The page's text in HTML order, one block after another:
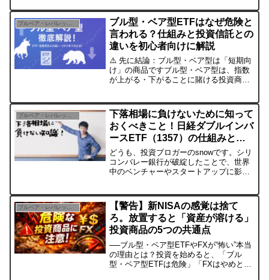
ッジ商品は、同じ投資でも仕組みとリス
クがまったく違うか...
ブル型・ベア型ETFはなぜ危険と
言われる？仕組みと投資信託との
違いを初心者向けに解説
⚠️ 先に結論：ブル型・ベア型は「短期向
け」の商品ですブル型・ベア型は、指数
が上がる・下がることに賭ける投資商品
「なんとなく」で買うのは危険ただし、
仕組みを理解して使え...
ブルベア・レバレッジ投資
下落相場に負けないために知って
おくべきこと！日経ダブルインバ
ースETF（1357）の仕組みとリ
スク管理の方法を投資初心者に伝
えます！
どうも、投資ブロガーのsnowです。シリ
コンバレー銀行が破綻したことで、世界
中のベンチャーやスタートアップに影響
ます。このような状況では、株価が下が
ると逆に利益を得られ...
ブルベア・レバレッジ投資
【警告】新NISAの感覚は捨て
ろ。放置すると「資産が溶ける」
投資商品の5つの共通点
──ブル型・ベア型ETFやFXが“怖い”本当
の理由とは？投資を始めると、「ブル
型・ベア型ETFは危険」「FXはやめと